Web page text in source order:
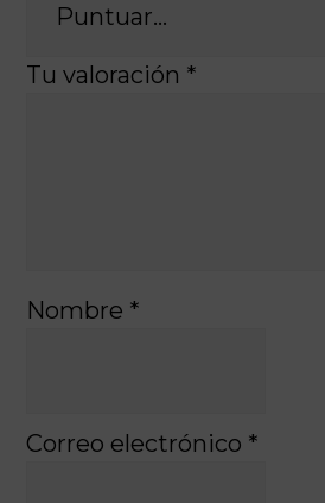
Tu valoración *
Nombre *
Correo electrónico *